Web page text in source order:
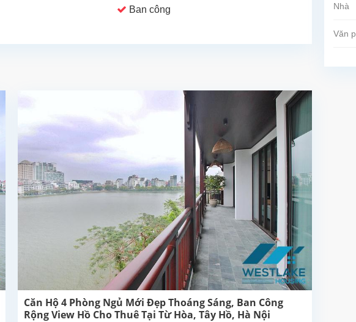
Ban công
Căn Hộ 4 Phòng Ngủ Mới Đẹp Thoáng Sáng, Ban Công
Rộng View Hồ Cho Thuê Tại Từ Hòa, Tây Hồ, Hà Nội
Nhà
Văn